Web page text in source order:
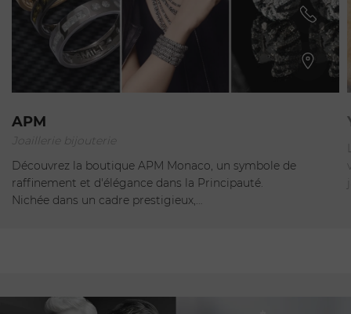
Monaco
Ouvert - Ferme à 20:00
APM
Joaillerie bijouterie
Découvrez la boutique APM Monaco, un symbole de
raffinement et d'élégance dans la Principauté.
Nichée dans un cadre prestigieux,…